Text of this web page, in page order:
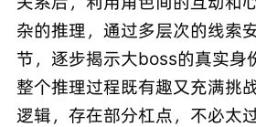
杂的推理，通过多层次的线索
节，逐步揭示大boss的真实身
整个推理过程既有趣又充满挑
逻辑，存在部分杠点，不必太